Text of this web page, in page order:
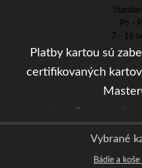
Po -
7 - 16
Platby kartou sú
certifikovaných
Vybrané
Bádie a